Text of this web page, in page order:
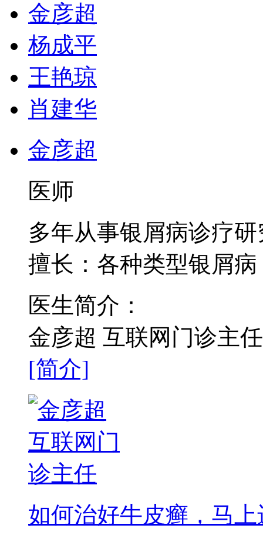
金彦超
杨成平
王艳琼
肖建华
金彦超
医师
多年从事银屑病诊疗研
擅长：各种类型银屑病
医生简介：
金彦超 互联网门诊主
[简介]
如何治好牛皮癣，马上